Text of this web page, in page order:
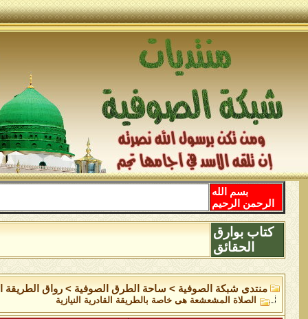
بسم الله
الرحمن الرحيم
كتاب بوارق
الحقائق
منتدى شبكة الصوفية > ساحة الطرق الصوفية >رواق الطريقة
الصلاة المشعشعة هى خاصة بالطريقة القادرية النيازية